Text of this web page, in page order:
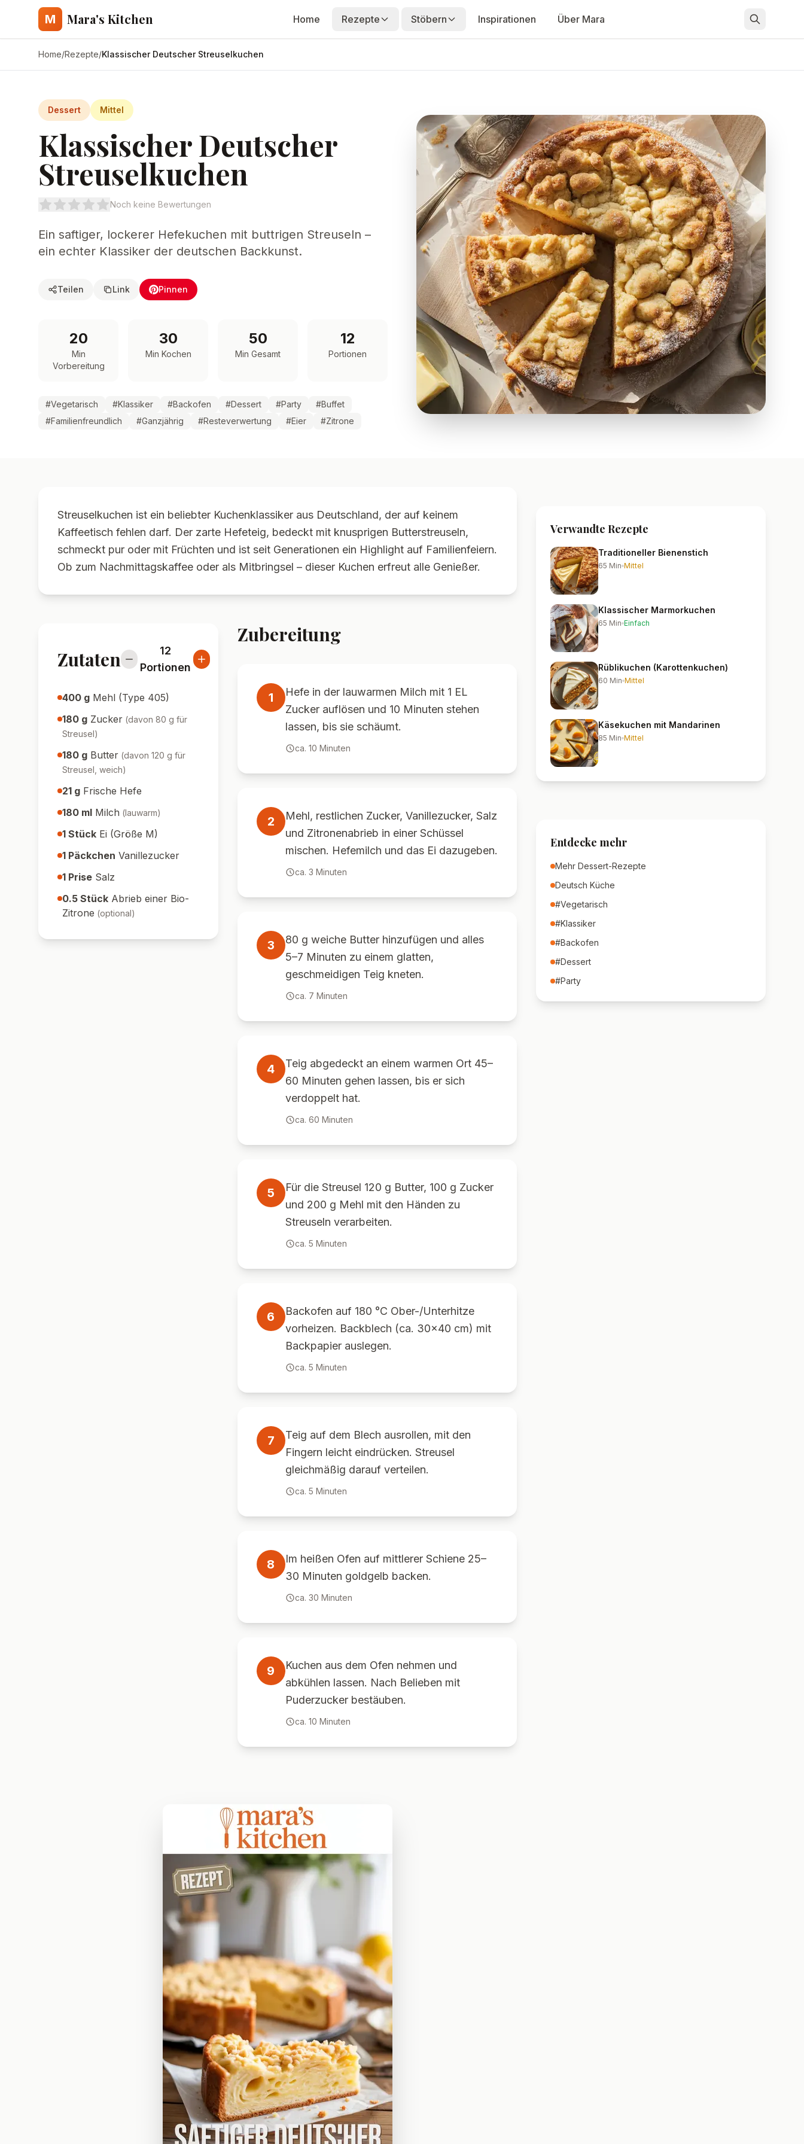
M Mara's Kitchen Home Rezepte Stöbern Inspirationen Über Mara
Home/Rezepte/Klassischer Deutscher Streuselkuchen
Dessert Mittel
Klassischer Deutscher
Streuselkuchen
Noch keine Bewertungen
Ein saftiger, lockerer Hefekuchen mit buttrigen Streuseln –
ein echter Klassiker der deutschen Backkunst.
Teilen Link Pinnen
20
Min
Vorbereitung
30
Min Kochen
50
Min Gesamt
12
Portionen
#Vegetarisch #Klassiker #Backofen #Dessert #Party #Buffet
#Familienfreundlich #Ganzjährig #Resteverwertung #Eier #Zitrone
Streuselkuchen ist ein beliebter Kuchenklassiker aus Deutschland, der auf keinem
Kaffeetisch fehlen darf. Der zarte Hefeteig, bedeckt mit knusprigen Butterstreuseln,
schmeckt pur oder mit Früchten und ist seit Generationen ein Highlight auf Familienfeiern.
Ob zum Nachmittagskaffee oder als Mitbringsel – dieser Kuchen erfreut alle Genießer.
Zutaten
12
Portionen
400 g Mehl (Type 405)
180 g Zucker (davon 80 g für
Streusel)
180 g Butter (davon 120 g für
Streusel, weich)
21 g Frische Hefe
180 ml Milch (lauwarm)
1 Stück Ei (Größe M)
1 Päckchen Vanillezucker
1 Prise Salz
0.5 Stück Abrieb einer Bio-
Zitrone (optional)
Zubereitung
1
Hefe in der lauwarmen Milch mit 1 EL
Zucker auflösen und 10 Minuten stehen
lassen, bis sie schäumt.
ca. 10 Minuten
2
Mehl, restlichen Zucker, Vanillezucker, Salz
und Zitronenabrieb in einer Schüssel
mischen. Hefemilch und das Ei dazugeben.
ca. 3 Minuten
3
80 g weiche Butter hinzufügen und alles
5–7 Minuten zu einem glatten,
geschmeidigen Teig kneten.
ca. 7 Minuten
4
Teig abgedeckt an einem warmen Ort 45–
60 Minuten gehen lassen, bis er sich
verdoppelt hat.
ca. 60 Minuten
5
Für die Streusel 120 g Butter, 100 g Zucker
und 200 g Mehl mit den Händen zu
Streuseln verarbeiten.
ca. 5 Minuten
6
Backofen auf 180 °C Ober-/Unterhitze
vorheizen. Backblech (ca. 30x40 cm) mit
Backpapier auslegen.
ca. 5 Minuten
7
Teig auf dem Blech ausrollen, mit den
Fingern leicht eindrücken. Streusel
gleichmäßig darauf verteilen.
ca. 5 Minuten
8
Im heißen Ofen auf mittlerer Schiene 25–
30 Minuten goldgelb backen.
ca. 30 Minuten
9
Kuchen aus dem Ofen nehmen und
abkühlen lassen. Nach Belieben mit
Puderzucker bestäuben.
ca. 10 Minuten
Verwandte Rezepte
Traditioneller Bienenstich
65 Min Mittel
Klassischer Marmorkuchen
65 Min Einfach
Rüblikuchen (Karottenkuchen)
60 Min Mittel
Käsekuchen mit Mandarinen
85 Min Mittel
Entdecke mehr
Mehr Dessert-Rezepte
Deutsch Küche
#Vegetarisch
#Klassiker
#Backofen
#Dessert
#Party